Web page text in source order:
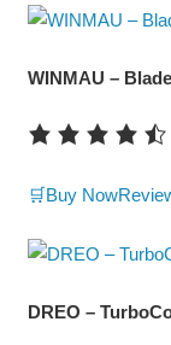
WINMAU –
🛒Buy Now
DREO –